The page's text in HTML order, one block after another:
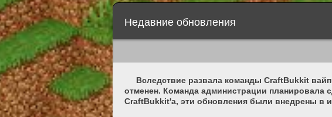
Недавние обновления
Вследствие развала команды CraftBukkit
отменен. Команда администрации планировала
CraftBukkit'a, эти обновления были внедрены в